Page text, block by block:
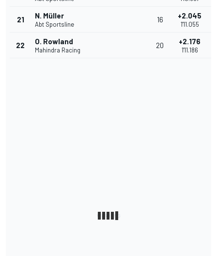
21 N. Müller
Abt Sportsline
16 +2.045
1'11.055
22 O. Rowland
Mahindra Racing
20 +2.176
1'11.186